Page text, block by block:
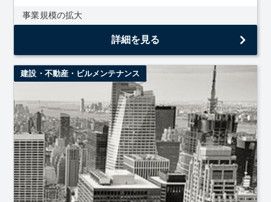
事業規模の拡大
詳細を見る
建設・不動産・ビルメンテナンス